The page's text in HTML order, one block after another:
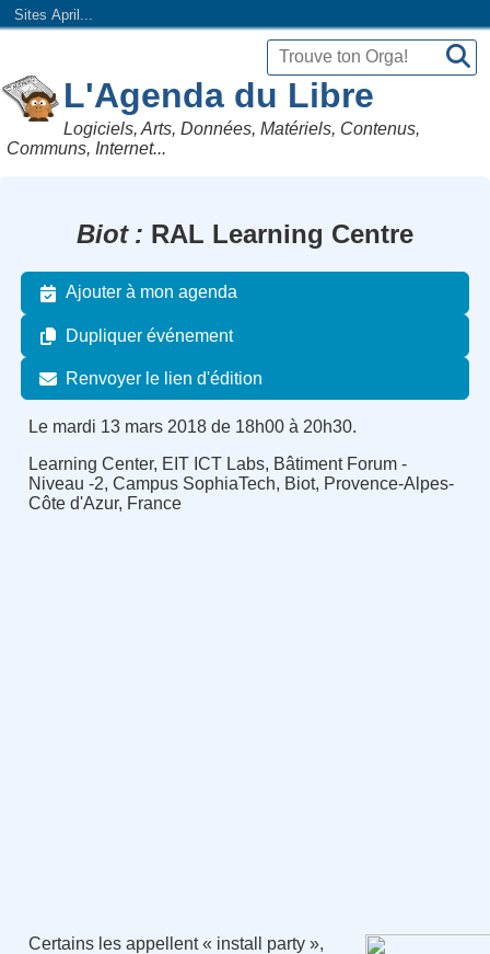
Sites April...
L'Agenda du Libre
Logiciels, Arts, Données, Matériels, Contenus,
Communs, Internet...
Biot RAL Learning Centre
Ajouter à mon agenda
Dupliquer événement
Renvoyer le lien d'édition
Le mardi 13 mars 2018 de 18h00 à 20h30.
Learning Center, EIT ICT Labs, Bâtiment Forum -
Niveau -2, Campus SophiaTech, Biot, Provence-Alpes-
Côte d'Azur, France
Certains les appellent « install party »,